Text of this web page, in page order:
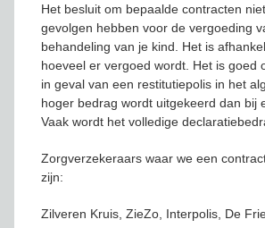
Het besluit om bepaalde contracten
gevolgen hebben voor de vergoeding
behandeling van je kind. Het is
hoeveel er vergoed wordt. Het is goed
in geval van een restitutiepolis in het
hoger bedrag wordt uitgekeerd dan bij
Vaak wordt het volledige
Zorgverzekeraars waar we een
zijn:
Zilveren Kruis, ZieZo, Interpolis, De